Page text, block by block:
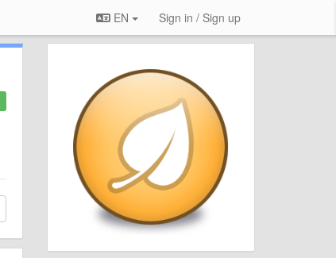
EN Sign in / Sign up